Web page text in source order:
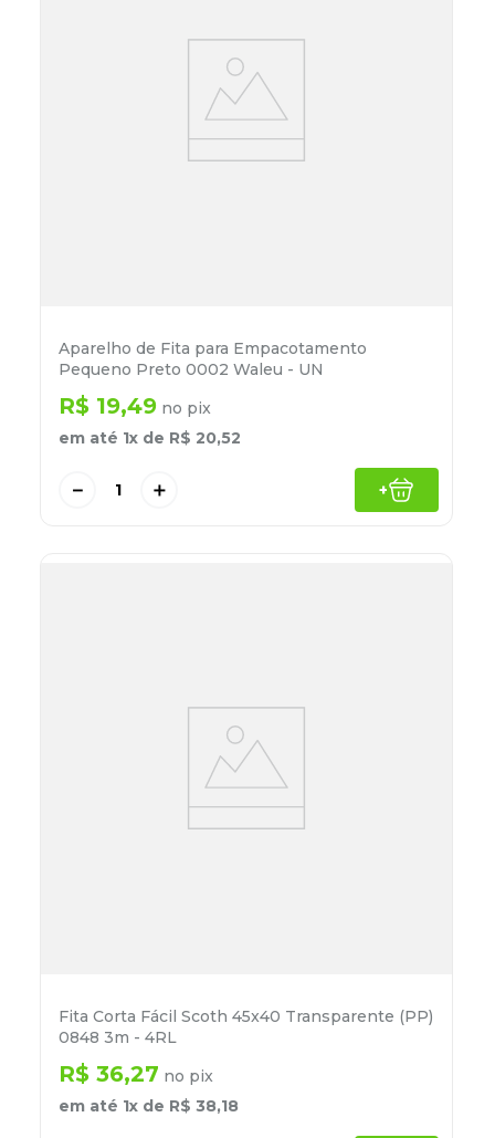
Aparelho de Fita para Empacotamento
Pequeno Preto 0002 Waleu - UN
R$ 19,49 no pix
em até 1x de R$ 20,52
＋
－ +
Fita Corta Fácil Scoth 45x40 Transparente (PP)
0848 3m - 4RL
R$ 36,27 no pix
em até 1x de R$ 38,18